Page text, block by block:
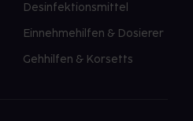
Desinfektionsmittel
Einnehmehilfen & Dosierer
Gehhilfen & Korsetts